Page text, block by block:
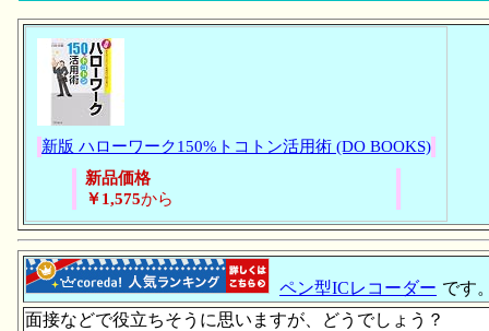
新版 ハローワーク150%トコトン活用術 (DO BOOKS)
新品価格
￥1,575から
ペン型ICレコーダー です
面接などで役立ちそうに思いますが、どうでしょう？